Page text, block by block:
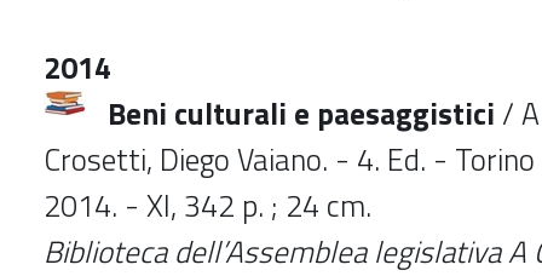
2014
Beni culturali e paesaggistici /
Crosetti, Diego Vaiano. - 4. Ed. - Torino
2014. - XI, 342 p. ; 24 cm.
Biblioteca dell’Assemblea legislativa A